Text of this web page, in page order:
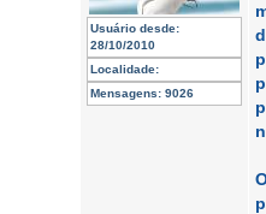
Usuário desde:
28/10/2010
Localidade:
Mensagens: 9026